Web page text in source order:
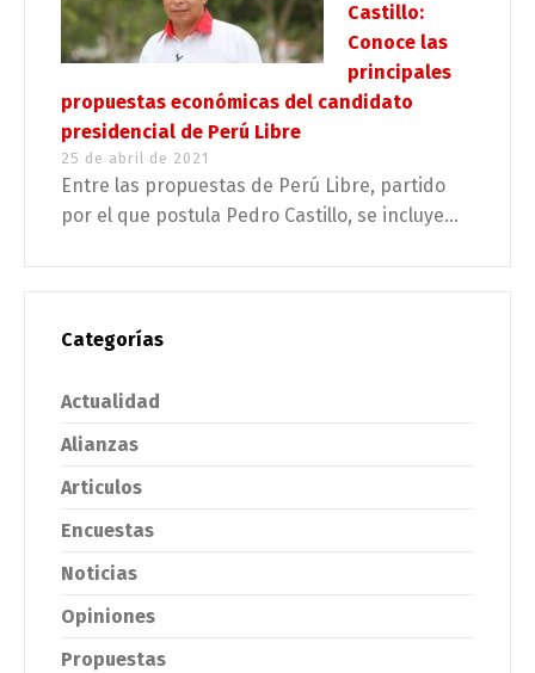
Castillo:
Conoce las
principales
propuestas económicas del candidato
presidencial de Perú Libre
25 de abril de 2021
Entre las propuestas de Perú Libre, partido
por el que postula Pedro Castillo, se incluye...
Categorías
Actualidad
Alianzas
Articulos
Encuestas
Noticias
Opiniones
Propuestas